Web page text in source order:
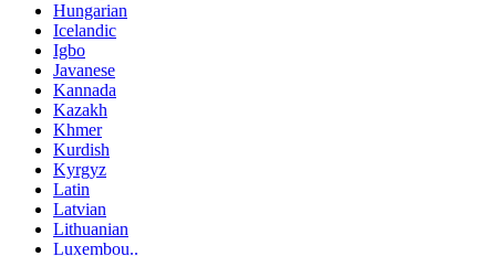
Hungarian
Icelandic
Igbo
Javanese
Kannada
Kazakh
Khmer
Kurdish
Kyrgyz
Latin
Latvian
Lithuanian
Luxembou..